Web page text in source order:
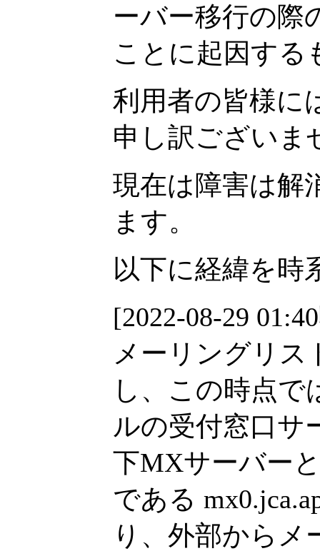
ーバー移行の際
ことに起因する
利用者の皆様に
申し訳ございま
現在は障害は解
ます。
以下に経緯を時
[2022-08-29
メーリングリス
し、この時点
ルの受付窓口サ
下MXサーバー
である
り、外部から